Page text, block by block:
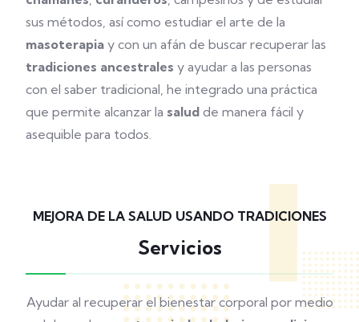
sus métodos, así como estudiar el arte de la
masoterapia y con un afán de buscar recuperar las
tradiciones ancestrales y ayudar a las personas
con el saber tradicional, he integrado una práctica
que permite alcanzar la salud de manera fácil y
asequible para todos.
MEJORA DE LA SALUD USANDO TRADICIONES
Servicios
Ayudar al recuperar el bienestar corporal por medio